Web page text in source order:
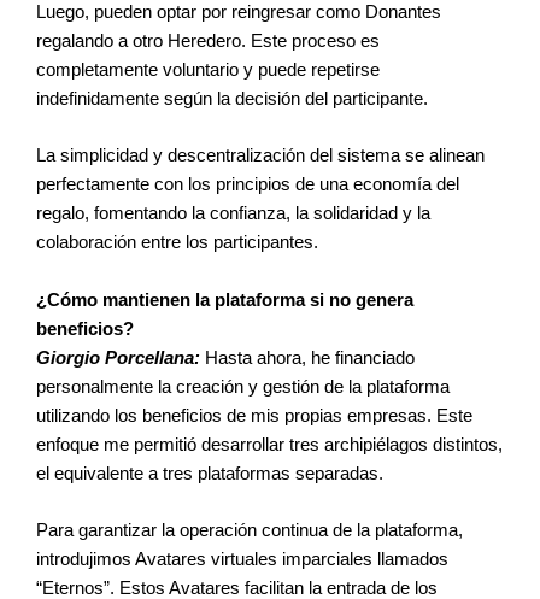
Luego, pueden optar por reingresar como Donantes
regalando a otro Heredero. Este proceso es
completamente voluntario y puede repetirse
indefinidamente según la decisión del participante.
La simplicidad y descentralización del sistema se alinean
perfectamente con los principios de una economía del
regalo, fomentando la confianza, la solidaridad y la
colaboración entre los participantes.
¿Cómo mantienen la plataforma si no genera
beneficios?
Giorgio Porcellana: Hasta ahora, he financiado
personalmente la creación y gestión de la plataforma
utilizando los beneficios de mis propias empresas. Este
enfoque me permitió desarrollar tres archipiélagos distintos,
el equivalente a tres plataformas separadas.
Para garantizar la operación continua de la plataforma,
introdujimos Avatares virtuales imparciales llamados
“Eternos”. Estos Avatares facilitan la entrada de los